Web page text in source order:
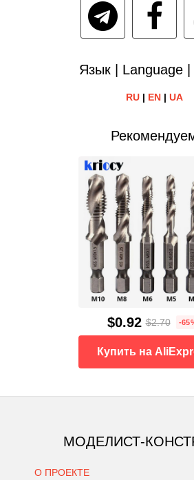
Язык | Language
RU| EN| UA
$0.92 $2.70 -
Купить на
МОДЕЛИСТ-
О ПРОЕКТЕ